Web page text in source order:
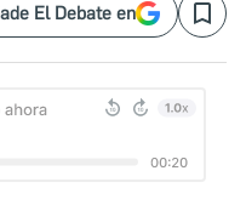
El Debate en Save